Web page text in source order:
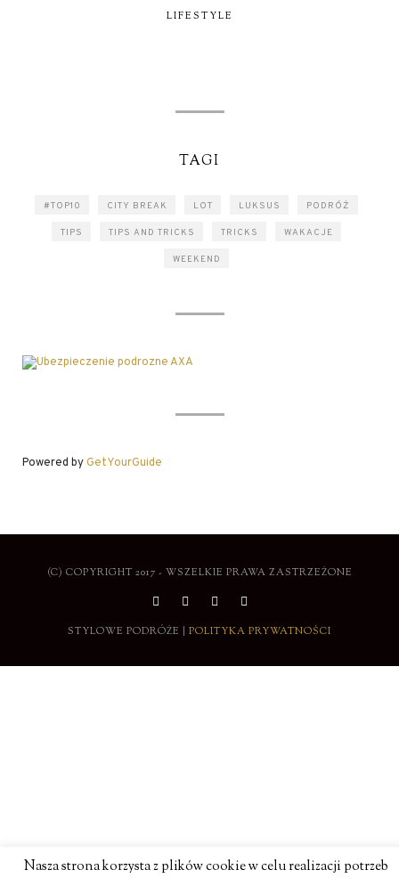
LIFESTYLE
TAGI
#TOP10 CITY BREAK LOT LUKSUS PODRÓŻ
TIPS TIPS AND TRICKS TRICKS WAKACJE
WEEKEND
Powered byGetYourGuide
(C) COPYRIGHT 2017 - WSZELKIE PRAWA ZASTRZEŻONE
STYLOWE PODRÓŻE | POLITYKA PRYWATNOŚCI
Nasza strona korzysta z plików cookie w celu realizacji potrzeb